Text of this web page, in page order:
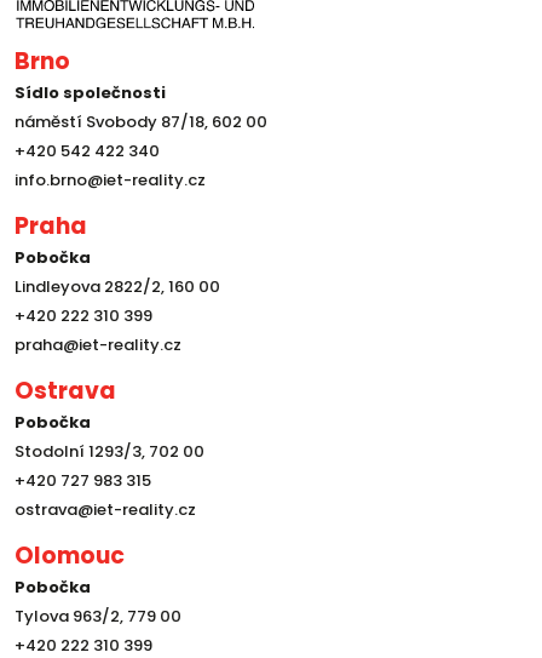
Brno
Sídlo společnosti
náměstí Svobody 87/18, 602 00
+420 542 422 340
info.brno@iet-reality.cz
Praha
Pobočka
Lindleyova 2822/2, 160 00
+420 222 310 399
praha@iet-reality.cz
Ostrava
Pobočka
Stodolní 1293/3, 702 00
+420 727 983 315
ostrava@iet-reality.cz
Olomouc
Pobočka
Tylova 963/2, 779 00
+420 222 310 399